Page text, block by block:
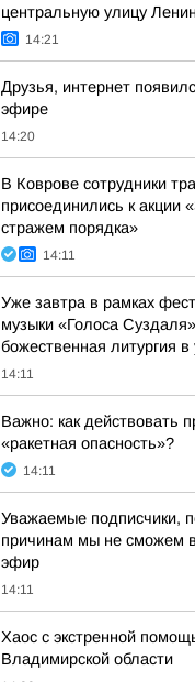
центральную улицу
14:21
Друзья, интернет
эфире
14:20
В Коврове сотрудники
присоединились к акции
стражем порядка»
14:11
Уже завтра в рамках
музыки «Голоса
божественная литургия
14:11
Важно: как действовать
«ракетная опасность»?
14:11
Уважаемые подписчики,
причинам мы не сможем
эфир
14:11
Хаос с экстренной
Владимирской области